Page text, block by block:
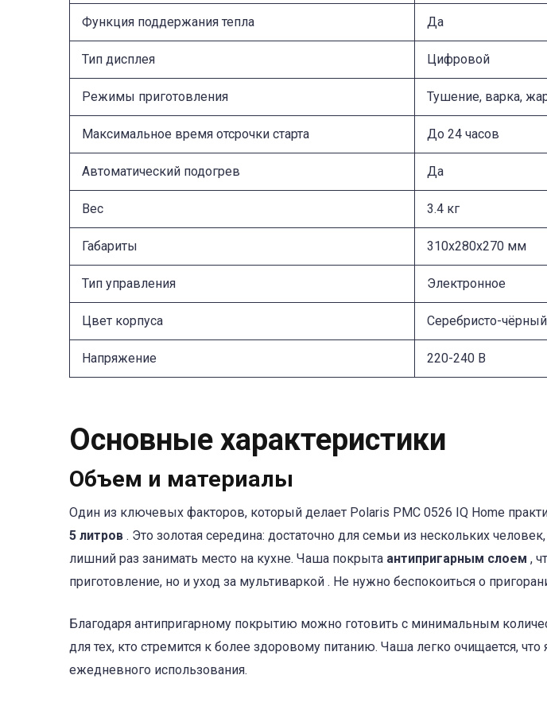
Функция поддержания тепла Да
Тип дисплея Цифровой
Режимы приготовления Тушение, варка,
Максимальное время отсрочки старта До 24 часов
Автоматический подогрев Да
Вес 3.4 кг
Габариты 310x280x270 мм
Тип управления Электронное
Цвет корпуса Серебристо-чёрный
Напряжение 220-240 В
Основные характеристики
Объем и материалы
Один из ключевых факторов, который делает Polaris PMC 0526 IQ Home
5 литров . Это золотая середина: достаточно для семьи из нескольких
лишний раз занимать место на кухне. Чаша покрыта антипригарным слоем ,
приготовление, но и уход за мультиваркой . Не нужно беспокоиться о
Благодаря антипригарному покрытию можно готовить с минимальным
для тех, кто стремится к более здоровому питанию. Чаша легко очищается,
ежедневного использования.